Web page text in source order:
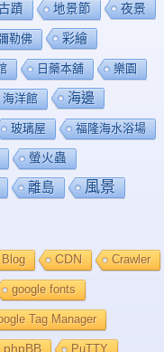
蹟 地景節 夜景
勒佛 彩繪
日藥本舖 樂園
海洋館 海邊
玻璃屋 福隆海水浴場
螢火蟲
離島 風景
Blog CDN Crawler
google fonts
Tag Manager
phpBB PuTTY